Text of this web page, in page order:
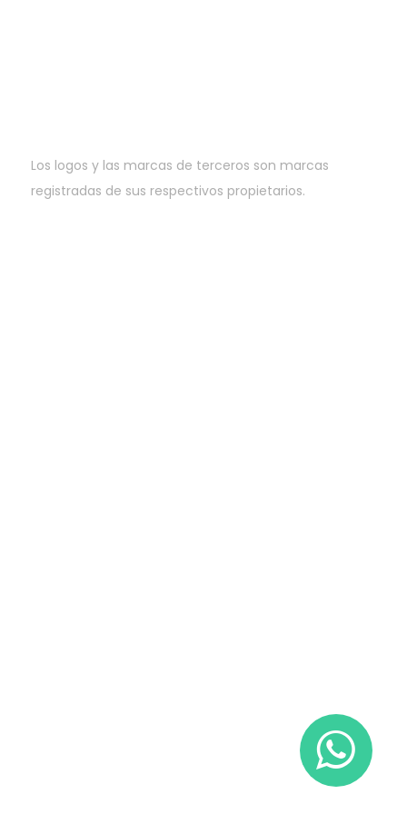
Los logos y las marcas de terceros son marcas
registradas de sus respectivos propietarios.